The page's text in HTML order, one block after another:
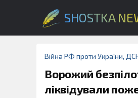
SHOSTKA
Війна РФ проти України,
Ворожий
ліквідували